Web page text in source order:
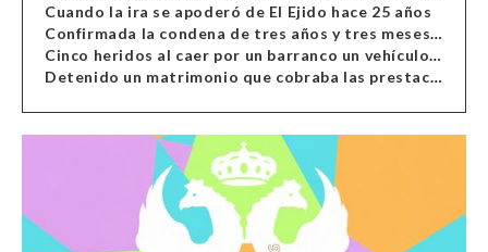
Cuando la ira se apoderó de El Ejido hace 25 años
Confirmada la condena de tres años y tres meses al hombre de Antas acusado de xenofobia
Cinco heridos al caer por un barranco un vehículo en Alcolea
Detenido un matrimonio que cobraba las prestaciones de ilegales en Almería, Granada, Málaga, Huelva y Murcia